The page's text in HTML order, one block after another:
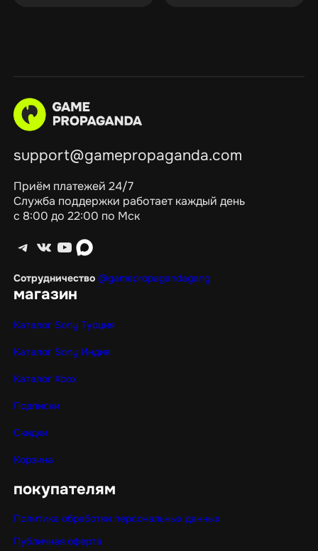
support@gamepropaganda.com
Приём платежей 24/7
Служба поддержки работает каждый день
с 8:00 до 22:00 по Мск
Telegram ВКонтакте YouTube max
Сотрудничество @gamepropagandagang
магазин
Каталог Sony Турция
Каталог Sony Индия
Каталог Xbox
Подписки
Скидки
Корзина
покупателям
Политика обработки персональных данных
Публичная оферта